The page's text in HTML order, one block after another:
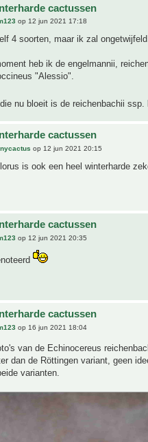
cactussen
op 12 jun 2021 17:18
4 soorten, maar ik zal
heb ik de engelmannii,
"Alessio".
nu bloeit is de reichenbachii
cactussen
op 12 jun 2021 20:15
is ook een heel winterharde
cactussen
op 12 jun 2021 20:35
cactussen
op 16 jun 2021 18:04
van de Echinocereus
dan de Röttingen variant, geen
varianten.